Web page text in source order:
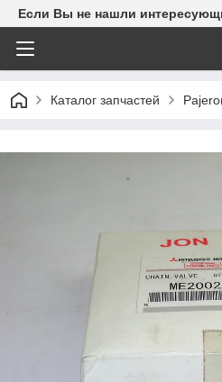
Если Вы не нашли
Каталог запчастей